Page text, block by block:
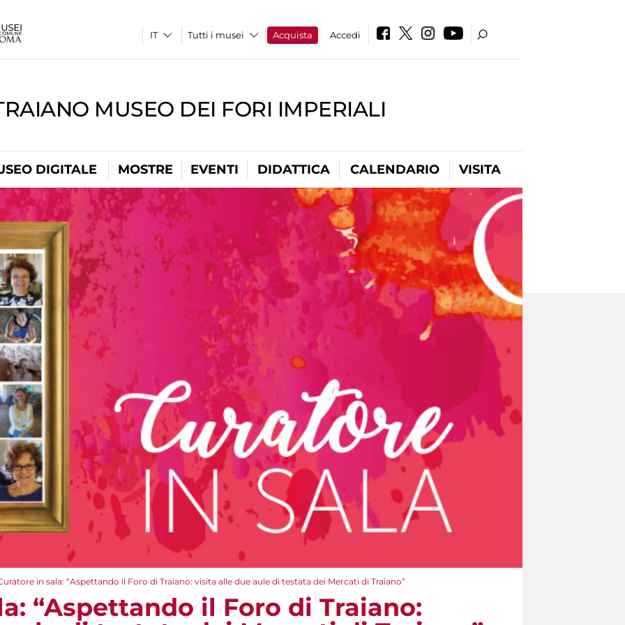
Tutti i musei Acquista Accedi
MUSEO DEI FORI IMPERIALI
DIGITALE MOSTRE EVENTI DIDATTICA CALENDARIO VISITA
in sala: “Aspettando il Foro di Traiano: visita alle due aule di testata dei Mercati di Traiano”
“Aspettando il Foro di Traiano: